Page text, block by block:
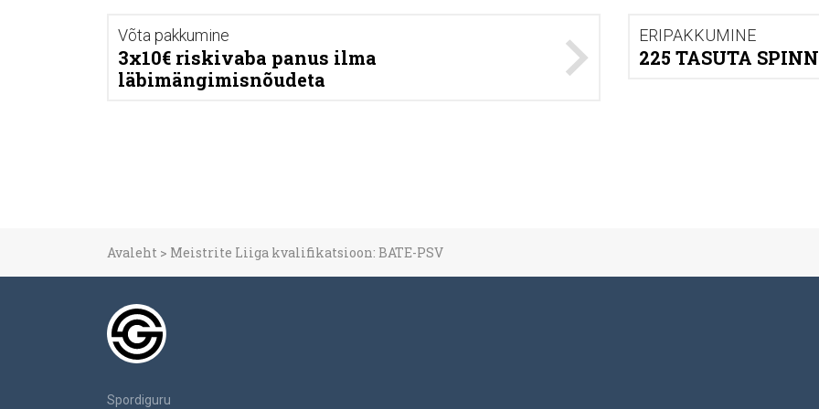
Võta pakkumine
3x10€ riskivaba panus ilma
läbimängimisnõudeta
ERIPAKKUMINE
225 TASUTA
Avaleht > Meistrite Liiga kvalifikatsioon: BATE-PSV
Spordiguru